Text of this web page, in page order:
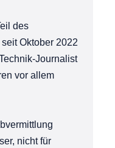
des
Oktober 2022
Journalist
vor allem
nicht für